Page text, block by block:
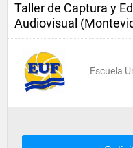
Taller de Captura y
Audiovisual
Escuela